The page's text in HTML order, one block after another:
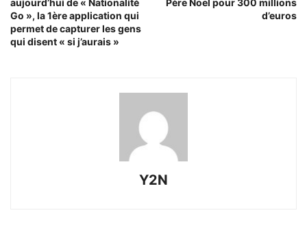
Go », la 1ère application qui
permet de capturer les gens
qui disent « si j’aurais »
d’euros
Y2N